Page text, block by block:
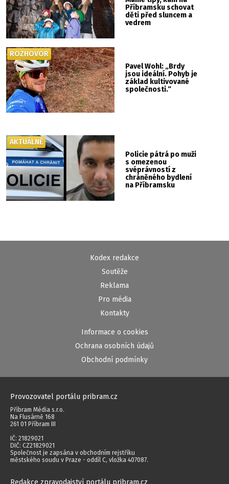
Příbramsku schovat
děti před sluncem a
vedrem
Pavel Wohl: „Brdy
jsou ideální. Pohyb je
základ kultivované
společnosti.“
ROZHOVOR
Policie pátrá po muži
s omezenou
svéprávností z
chráněného bydlení
na Příbramsku
AKTUÁLNĚ
Kodex redakce
Soutěže
Reklama
Pro média
Kontakty
Informace o cookies
Ochrana osobních údajů
Obchodní podmínky
Provozovatel portálu pribram.cz
Příbram Média s.r.o.
Na Flusárně 168
261 01 Příbram III
IČ: 21829021
DIČ: CZ21829021
Společnost je zapsána v obchodním rejstříku
městského soudu v Praze - oddíl C, vložka 407087.
Redakce zpravodajství portálu pribram.cz